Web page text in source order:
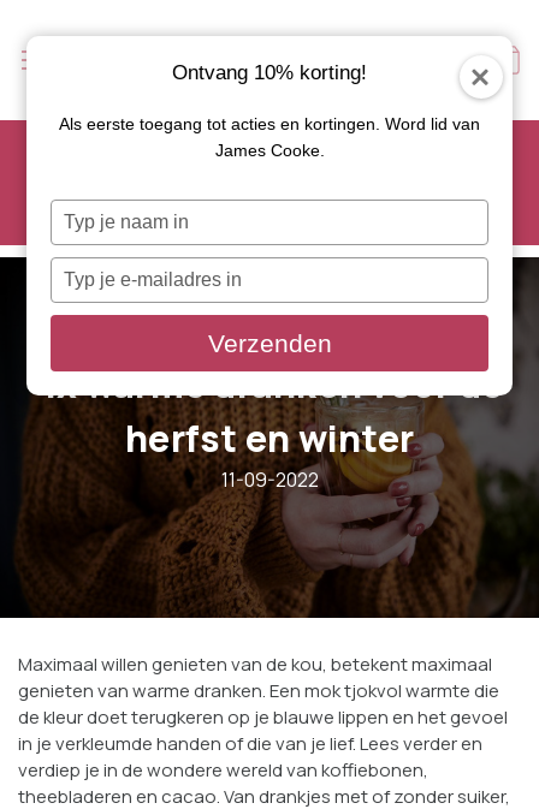
Scoor je favoriete tapasservies nu met 15% korting en
Let op: de actie geldt alleen op geselecteerde artikelen met
4x warme dranken voor de
herfst en winter
11-09-2022
Maximaal willen genieten van de kou, betekent maximaal
genieten van warme dranken. Een mok tjokvol warmte die
de kleur doet terugkeren op je blauwe lippen en het gevoel
in je verkleumde handen of die van je lief. Lees verder en
verdiep je in de wondere wereld van koffiebonen,
theebladeren en cacao. Van drankjes met of zonder suiker,
Ontvang 10% korting!
Als eerste toegang tot acties en kortingen. Word lid van
James Cooke.
Typ
je
naam
Typ
je
e-
in
Verzenden